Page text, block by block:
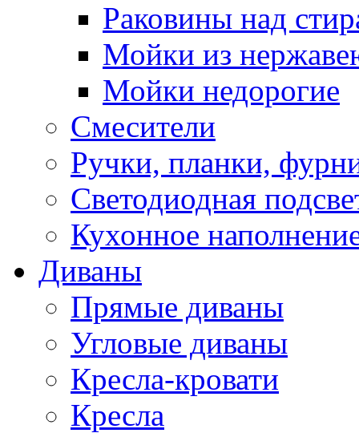
Раковины над
Мойки из
Мойки недорогие
Смесители
Ручки, планки,
Светодиодная
Кухонное
Диваны
Прямые диваны
Угловые диваны
Кресла-кровати
Кресла